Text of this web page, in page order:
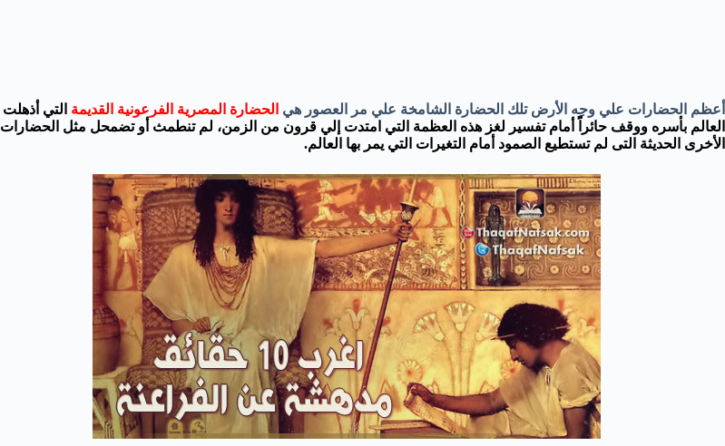
أعظم الحضارات علي وجه الأرض تلك الحضارة الشامخة علي مر العصور هي الحضارة المصرية الفرعونية القديمة التي أذهلت
العالم بأسره ووقف حائراًً أمام تفسير لغز هذه العظمة التي امتدت إلي قرون من الزمن، لم تنطمث أو تضمحل مثل الحضارات
الأخرى الحديثة التى لم تستطيع الصمود أمام التغيرات التي يمر بها العالم.